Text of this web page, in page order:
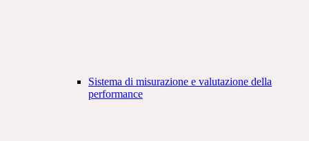
Sistema di misurazione e valutazione della
performance